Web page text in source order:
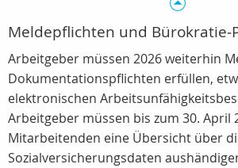
Meldepflichten und
Arbeitgeber müssen 2026 weiterhin
Dokumentationspflichten erfüllen,
elektronischen
Arbeitgeber müssen bis zum 30. April
Mitarbeitenden eine Übersicht über
Sozialversicherungsdaten